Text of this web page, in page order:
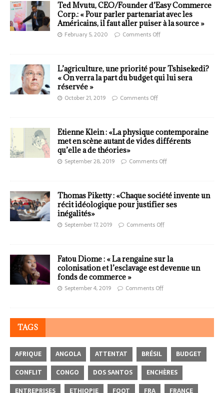
Ted Mvutu, CEO/Founder d’Easy Commerce
Corp.: « Pour parler partenariat avec les
Américains, il faut aller puiser à la source »
February 5, 2020 Comments Off
L’agriculture, une priorité pour Tshisekedi?
« On verra la part du budget qui lui sera
réservée »
October 21, 2019 Comments Off
Etienne Klein : «La physique contemporaine
met en scène autant de vides différents
qu’elle a de théories»
September 28, 2019 Comments Off
Thomas Piketty : «Chaque société invente un
récit idéologique pour justifier ses
inégalités»
September 17, 2019 Comments Off
Fatou Diome : « La rengaine sur la
colonisation et l’esclavage est devenue un
fonds de commerce »
September 4, 2019 Comments Off
TAGS
AFRIQUE ANGOLA ATTENTAT BRÉSIL
BUDGET
CONFLIT
CONGO DOS SANTOS
ENCHÈRES